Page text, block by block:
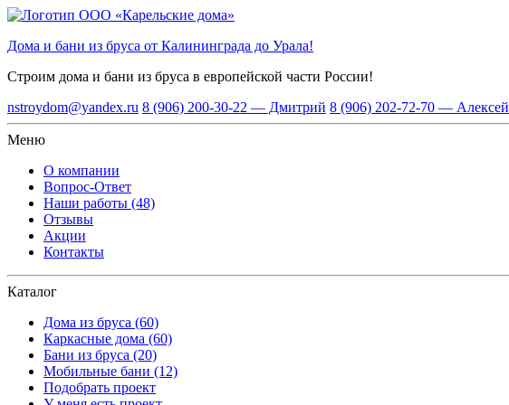
Дома и бани из бруса от Калининграда до Урала!
Строим дома и бани из бруса в европейской части России!
nstroydom@yandex.ru 8 (906) 200-30-22 — Дмитрий 8 (906) 202-72-70 — Алексей
Меню
О компании
Вопрос-Ответ
Наши работы (48)
Отзывы
Акции
Контакты
Каталог
Дома из бруса (60)
Каркасные дома (60)
Бани из бруса (20)
Мобильные бани (12)
Подобрать проект